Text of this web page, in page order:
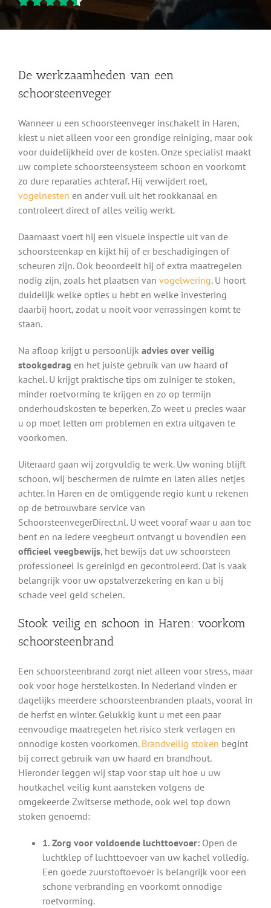
De werkzaamheden van een
schoorsteenveger
Wanneer u een schoorsteenveger inschakelt in Haren,
kiest u niet alleen voor een grondige reiniging, maar ook
voor duidelijkheid over de kosten. Onze specialist maakt
uw complete schoorsteensysteem schoon en voorkomt
zo dure reparaties achteraf. Hij verwijdert roet,
vogelnesten en ander vuil uit het rookkanaal en
controleert direct of alles veilig werkt.
Daarnaast voert hij een visuele inspectie uit van de
schoorsteenkap en kijkt hij of er beschadigingen of
scheuren zijn. Ook beoordeelt hij of extra maatregelen
nodig zijn, zoals het plaatsen van vogelwering. U hoort
duidelijk welke opties u hebt en welke investering
daarbij hoort, zodat u nooit voor verrassingen komt te
staan.
Na afloop krijgt u persoonlijk advies over veilig
stookgedrag en het juiste gebruik van uw haard of
kachel. U krijgt praktische tips om zuiniger te stoken,
minder roetvorming te krijgen en zo op termijn
onderhoudskosten te beperken. Zo weet u precies waar
u op moet letten om problemen en extra uitgaven te
voorkomen.
Uiteraard gaan wij zorgvuldig te werk. Uw woning blijft
schoon, wij beschermen de ruimte en laten alles netjes
achter. In Haren en de omliggende regio kunt u rekenen
op de betrouwbare service van
SchoorsteenvegerDirect.nl. U weet vooraf waar u aan toe
bent en na iedere veegbeurt ontvangt u bovendien een
officieel veegbewijs, het bewijs dat uw schoorsteen
professioneel is gereinigd en gecontroleerd. Dat is vaak
belangrijk voor uw opstalverzekering en kan u bij
schade veel geld schelen.
Stook veilig en schoon in Haren: voorkom
schoorsteenbrand
Een schoorsteenbrand zorgt niet alleen voor stress, maar
ook voor hoge herstelkosten. In Nederland vinden er
dagelijks meerdere schoorsteenbranden plaats, vooral in
de herfst en winter. Gelukkig kunt u met een paar
eenvoudige maatregelen het risico sterk verlagen en
onnodige kosten voorkomen. Brandveilig stoken begint
bij correct gebruik van uw haard en brandhout.
Hieronder leggen wij stap voor stap uit hoe u uw
houtkachel veilig kunt aansteken volgens de
omgekeerde Zwitserse methode, ook wel top down
stoken genoemd:
1. Zorg voor voldoende luchttoevoer:Open de
luchtklep of luchttoevoer van uw kachel volledig.
Een goede zuurstoftoevoer is belangrijk voor een
schone verbranding en voorkomt onnodige
roetvorming.